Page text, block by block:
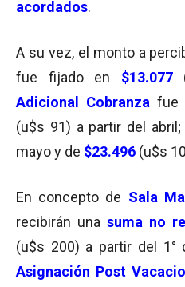
acordados.
A su vez, el monto a
fue fijado en $13.077
Adicional Cobranza fue
(u$s 91) a partir del abril;
mayo y de $23.496 (u$s
En concepto de Sala
recibirán una suma no
(u$s 200) a partir del 1°
Asignación Post